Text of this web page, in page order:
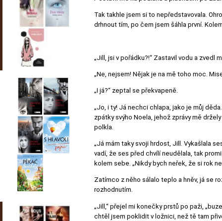
Tak takhle jsem si to nepředstavovala.
drhnout tím, po čem jsem šáhla první.
„Jill, jsi v pořádku?!“ Zastavil vodu a zvedl
„Ne, nejsem! Nějak je na mě toho moc.
„I já?“ zeptal se překvapeně.
„Jo, i ty! Já nechci chlapa, jako je můj
zpátky svýho Noela, jehož zprávy mě
polkla.
„Já mám taky svoji hrdost, Jill. Vykašlala
vadí, že ses před chvílí neudělala, tak
kolem sebe. „Nikdy bych neřek, že si rok
Zatímco z něho sálalo teplo a hněv, já se
rozhodnutím.
„Jill,“ přejel mi konečky prstů po paži,
chtěl jsem poklidit v ložnici, než tě tam